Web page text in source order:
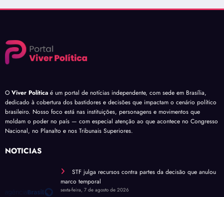
O Viver Política é um portal de notícias independente, com sede em Brasília,
dedicado à cobertura dos bastidores e decisões que impactam o cenário político
brasileiro. Nosso foco está nas instituições, personagens e movimentos que
moldam o poder no país — com especial atenção ao que acontece no Congresso
Nacional, no Planalto e nos Tribunais Superiores.
NOTÍCIAS
STF julga recursos contra partes da decisão que anulou
marco temporal
sexta-feira, 7 de agosto de 2026